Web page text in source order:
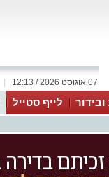
07 אוגוסט 2026 / 12:13
לייף סטייל